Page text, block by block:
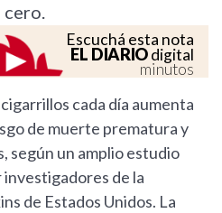
cero.
Escuchá esta nota
EL DIARIOdigital
minutos
cada día aumenta
de muerte prematura y
según un amplio estudio
de la
de Estados Unidos. La